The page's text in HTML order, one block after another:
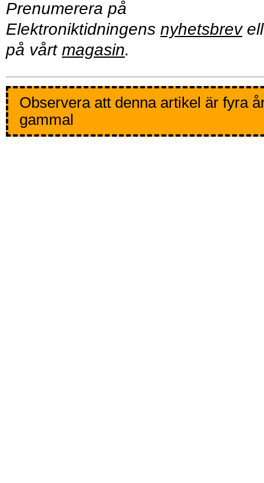
Prenumerera på
Elektroniktidningens nyhetsbrev
på vårt magasin.
Observera att denna artikel är fyra
gammal